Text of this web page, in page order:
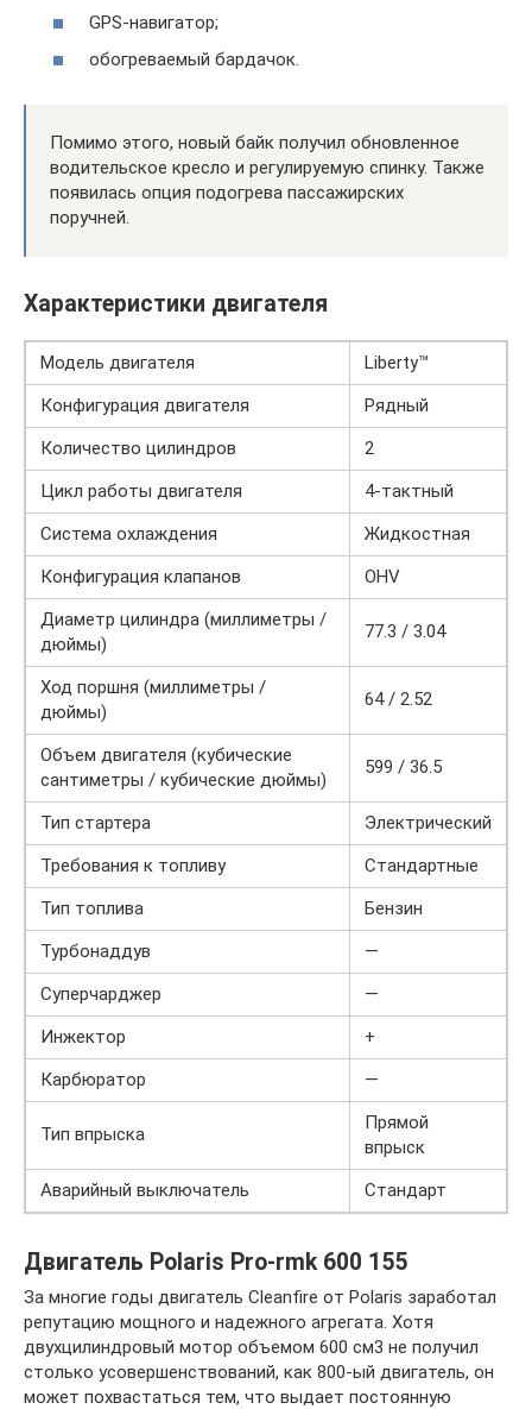
GPS-навигатор;
обогреваемый бардачок.
Помимо этого, новый байк получил обновленное
водительское кресло и регулируемую спинку. Также
появилась опция подогрева пассажирских
поручней.
Характеристики двигателя
Модель двигателя
Liberty™
Конфигурация двигателя
Рядный
Количество цилиндров
2
Цикл работы двигателя
4-тактный
Система охлаждения
Жидкостная
Конфигурация клапанов
OHV
Диаметр цилиндра (миллиметры /
дюймы)
77.3 / 3.04
Ход поршня (миллиметры /
дюймы)
64 / 2.52
Объем двигателя (кубические
сантиметры / кубические дюймы)
599 / 36.5
Тип стартера
Электрический
Требования к топливу
Стандартные
Тип топлива
Бензин
Турбонаддув
—
Суперчарджер
—
Инжектор
+
Карбюратор
—
Тип впрыска
Прямой
впрыск
Аварийный выключатель
Стандарт
Двигатель Polaris Pro-rmk 600 155
За многие годы двигатель Cleanfire от Polaris заработал
репутацию мощного и надежного агрегата. Хотя
двухцилиндровый мотор объемом 600 см3 не получил
столько усовершенствований, как 800-ый двигатель, он
может похвастаться тем, что выдает постоянную